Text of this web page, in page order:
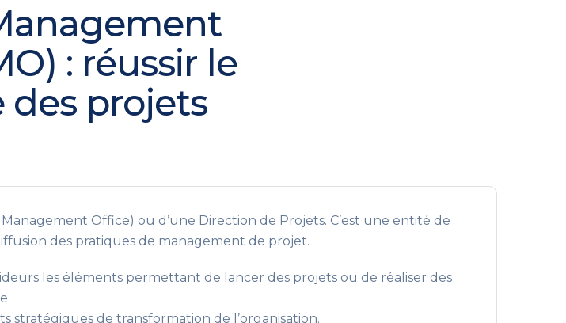
: réussir le
des projets
Office) ou d’une Direction de Projets. C’est une entité de
des pratiques de management de projet.
les éléments permettant de lancer des projets ou de réaliser des
de transformation de l’organisation.